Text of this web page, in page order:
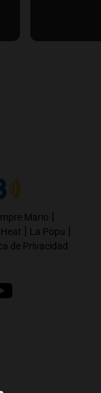
Mario |
| La Popu |
de Privacidad